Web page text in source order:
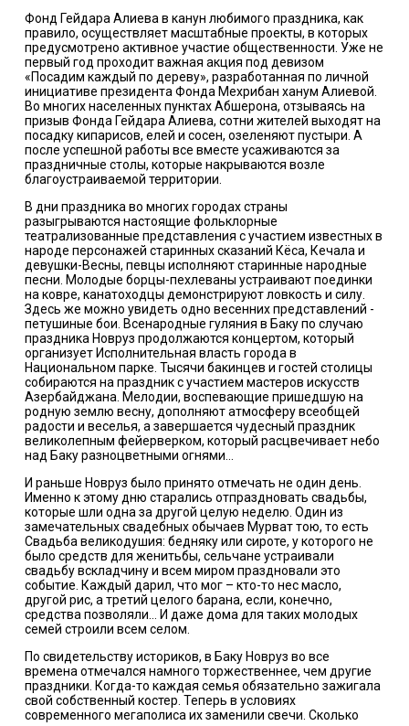
Фонд Гейдара Алиева в канун любимого праздника, как
правило, осуществляет масштабные проекты, в которых
предусмотрено активное участие общественности. Уже не
первый год проходит важная акция под девизом
«Посадим каждый по дереву», разработанная по личной
инициативе президента Фонда Мехрибан ханум Алиевой.
Во многих населенных пунктах Абшерона, отзываясь на
призыв Фонда Гейдара Алиева, сотни жителей выходят на
посадку кипарисов, елей и сосен, озеленяют пустыри. А
после успешной работы все вместе усаживаются за
праздничные столы, которые накрываются возле
благоустраиваемой территории.
В дни праздника во многих городах страны
разыгрываются настоящие фольклорные
театрализованные представления с участием известных в
народе персонажей старинных сказаний Кёса, Кечала и
девушки-Весны, певцы исполняют старинные народные
песни. Молодые борцы-пехлеваны устраивают поединки
на ковре, канатоходцы демонстрируют ловкость и силу.
Здесь же можно увидеть одно весенних представлений -
петушиные бои. Всенародные гуляния в Баку по случаю
праздника Новруз продолжаются концертом, который
организует Исполнительная власть города в
Национальном парке. Тысячи бакинцев и гостей столицы
собираются на праздник с участием мастеров искусств
Азербайджана. Мелодии, воспевающие пришедшую на
родную землю весну, дополняют атмосферу всеобщей
радости и веселья, а завершается чудесный праздник
великолепным фейерверком, который расцвечивает небо
над Баку разноцветными огнями…
И раньше Новруз было принято отмечать не один день.
Именно к этому дню старались отпраздновать свадьбы,
которые шли одна за другой целую неделю. Один из
замечательных свадебных обычаев Мурват тою, то есть
Свадьба великодушия: бедняку или сироте, у которого не
было средств для женитьбы, сельчане устраивали
свадьбу вскладчину и всем миром праздновали это
событие. Каждый дарил, что мог – кто-то нес масло,
другой рис, а третий целого барана, если, конечно,
средства позволяли… И даже дома для таких молодых
семей строили всем селом.
По свидетельству историков, в Баку Новруз во все
времена отмечался намного торжественнее, чем другие
праздники. Когда-то каждая семья обязательно зажигала
свой собственный костер. Теперь в условиях
современного мегаполиса их заменили свечи. Сколько